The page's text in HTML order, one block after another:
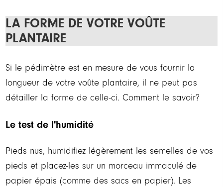
LA FORME DE VOTRE VOÛTE
PLANTAIRE
Si le pédimètre est en mesure de vous fournir la
longueur de votre voûte plantaire, il ne peut pas
détailler la forme de celle-ci. Comment le savoir?
Le test de l'humidité
Pieds nus, humidifiez légèrement les semelles de vos
pieds et placez-les sur un morceau immaculé de
papier épais (comme des sacs en papier). Les